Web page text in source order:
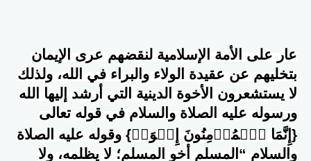
عار على الأمة الإسلامية لنقضهم عرى الإيمان
بتخليهم عن عقيدة الولاء والبراء في الله، ولذلك
لا يستشعرون الأخوة الدينية التي أرشد إليها الله
ورسوله عليه الصلاة والسلام في قوله تعالى
{إِنَّمَا ٱلۡمُؤۡمِنُونَ إِخۡوَةࣱ} وقوله عليه الصلاة
والسلام “المسلم أخو المسلم؛ لا يظلمه، ولا